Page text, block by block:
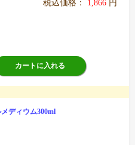
税込価格： 1,866 円
カートに入れる
ディウム300ml